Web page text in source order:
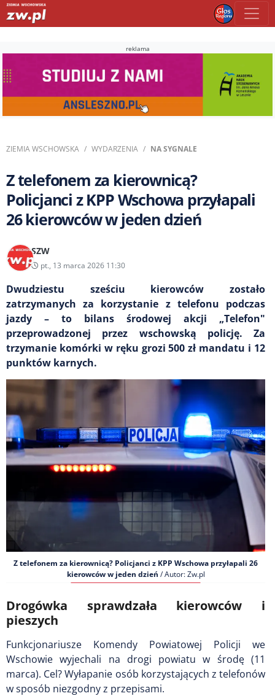
reklama
ZIEMIA WSCHOWSKA WYDARZENIA NA SYGNALE
Z telefonem za kierownicą?
Policjanci z KPP Wschowa przyłapali
26 kierowców w jeden dzień
SZW
pt., 13 marca 2026 11:30
Dwudziestu sześciu kierowców zostało
zatrzymanych za korzystanie z telefonu podczas
jazdy – to bilans środowej akcji „Telefon"
przeprowadzonej przez wschowską policję. Za
trzymanie komórki w ręku grozi 500 zł mandatu i 12
punktów karnych.
Z telefonem za kierownicą? Policjanci z KPP Wschowa przyłapali 26
kierowców w jeden dzień / Autor: Zw.pl
Drogówka sprawdzała kierowców i
pieszych
Funkcjonariusze Komendy Powiatowej Policji we
Wschowie wyjechali na drogi powiatu w środę (11
marca). Cel? Wyłapanie osób korzystających z telefonów
w sposób niezgodny z przepisami.